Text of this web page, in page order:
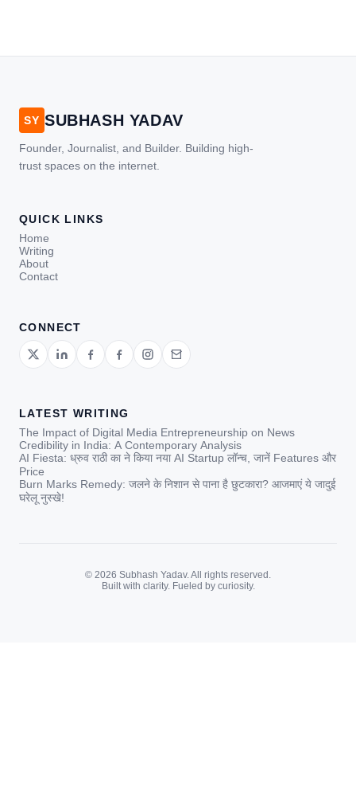
SY SUBHASH YADAV
Founder, Journalist, and Builder. Building high-
trust spaces on the internet.
QUICK LINKS
Home
Writing
About
Contact
CONNECT
LATEST WRITING
The Impact of Digital Media Entrepreneurship on News
Credibility in India: A Contemporary Analysis
AI Fiesta: ध्रुव राठी का ने किया नया AI Startup लॉन्च, जानें Features और
Price
Burn Marks Remedy: जलने के निशान से पाना है छुटकारा? आजमाएं ये जादुई
घरेलू नुस्खे!
© 2026 Subhash Yadav. All rights reserved.
Built with clarity. Fueled by curiosity.